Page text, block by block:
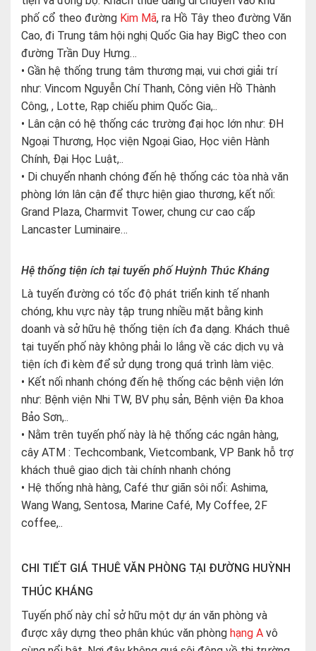
phố cổ theo đường Kim Mã, ra Hồ Tây theo đường Văn
Cao, đi Trung tâm hội nghị Quốc Gia hay BigC theo con
đường Trần Duy Hưng…
• Gần hệ thống trung tâm thương mại, vui chơi giải trí
như: Vincom Nguyễn Chí Thanh, Công viên Hồ Thành
Công, , Lotte, Rạp chiếu phim Quốc Gia,..
• Lân cận có hệ thống các trường đại học lớn như: ĐH
Ngoại Thương, Học viện Ngoại Giao, Học viên Hành
Chính, Đại Học Luật,..
• Di chuyển nhanh chóng đến hệ thống các tòa nhà văn
phòng lớn lân cận để thực hiện giao thương, kết nối:
Grand Plaza, Charmvit Tower, chung cư cao cấp
Lancaster Luminaire…
Hệ thống tiện ích tại tuyến phố Huỳnh Thúc Kháng
Là tuyến đường có tốc độ phát triển kinh tế nhanh
chóng, khu vực này tập trung nhiều mặt bằng kinh
doanh và sở hữu hệ thống tiện ích đa dạng. Khách thuê
tại tuyến phố này không phải lo lắng về các dịch vụ và
tiện ích đi kèm để sử dụng trong quá trình làm việc.
• Kết nối nhanh chóng đến hệ thống các bệnh viện lớn
như: Bệnh viện Nhi TW, BV phụ sản, Bệnh viện Đa khoa
Bảo Sơn,..
• Nằm trên tuyến phố này là hệ thống các ngân hàng,
cây ATM : Techcombank, Vietcombank, VP Bank hỗ trợ
khách thuê giao dịch tài chính nhanh chóng
• Hệ thống nhà hàng, Café thư giãn sôi nổi: Ashima,
Wang Wang, Sentosa, Marine Café, My Coffee, 2F
coffee,..
CHI TIẾT GIÁ THUÊ VĂN PHÒNG TẠI ĐƯỜNG HUỲNH
THÚC KHÁNG
Tuyến phố này chỉ sở hữu một dự án văn phòng và
được xây dựng theo phân khúc văn phòng hạng A vô